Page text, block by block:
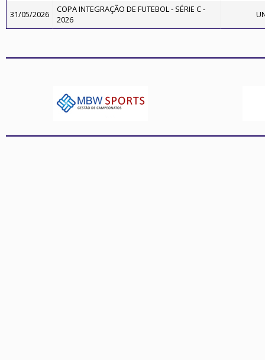
31/05/2026
COPA INTEGRAÇÃO DE FUTEBOL - SÉRIE C -
2026